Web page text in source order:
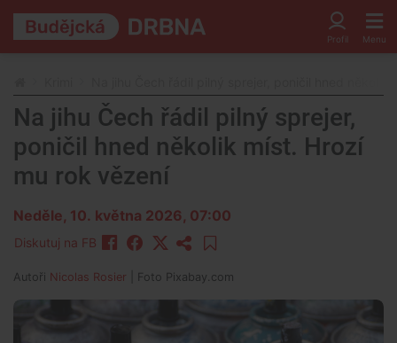
Na jihu Čech řádil pilný sprejer,
poničil hned několik míst. Hrozí
mu rok vězení
Neděle, 10. května 2026, 07:00
Diskutuj na FB
Autoři Nicolas Rosier | Foto Pixabay.com